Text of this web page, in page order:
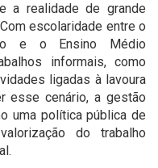
a realidade de grande
escolaridade entre o
e o Ensino Médio
informais, como
ligadas à lavoura
esse cenário, a gestão
uma política pública de
do trabalho